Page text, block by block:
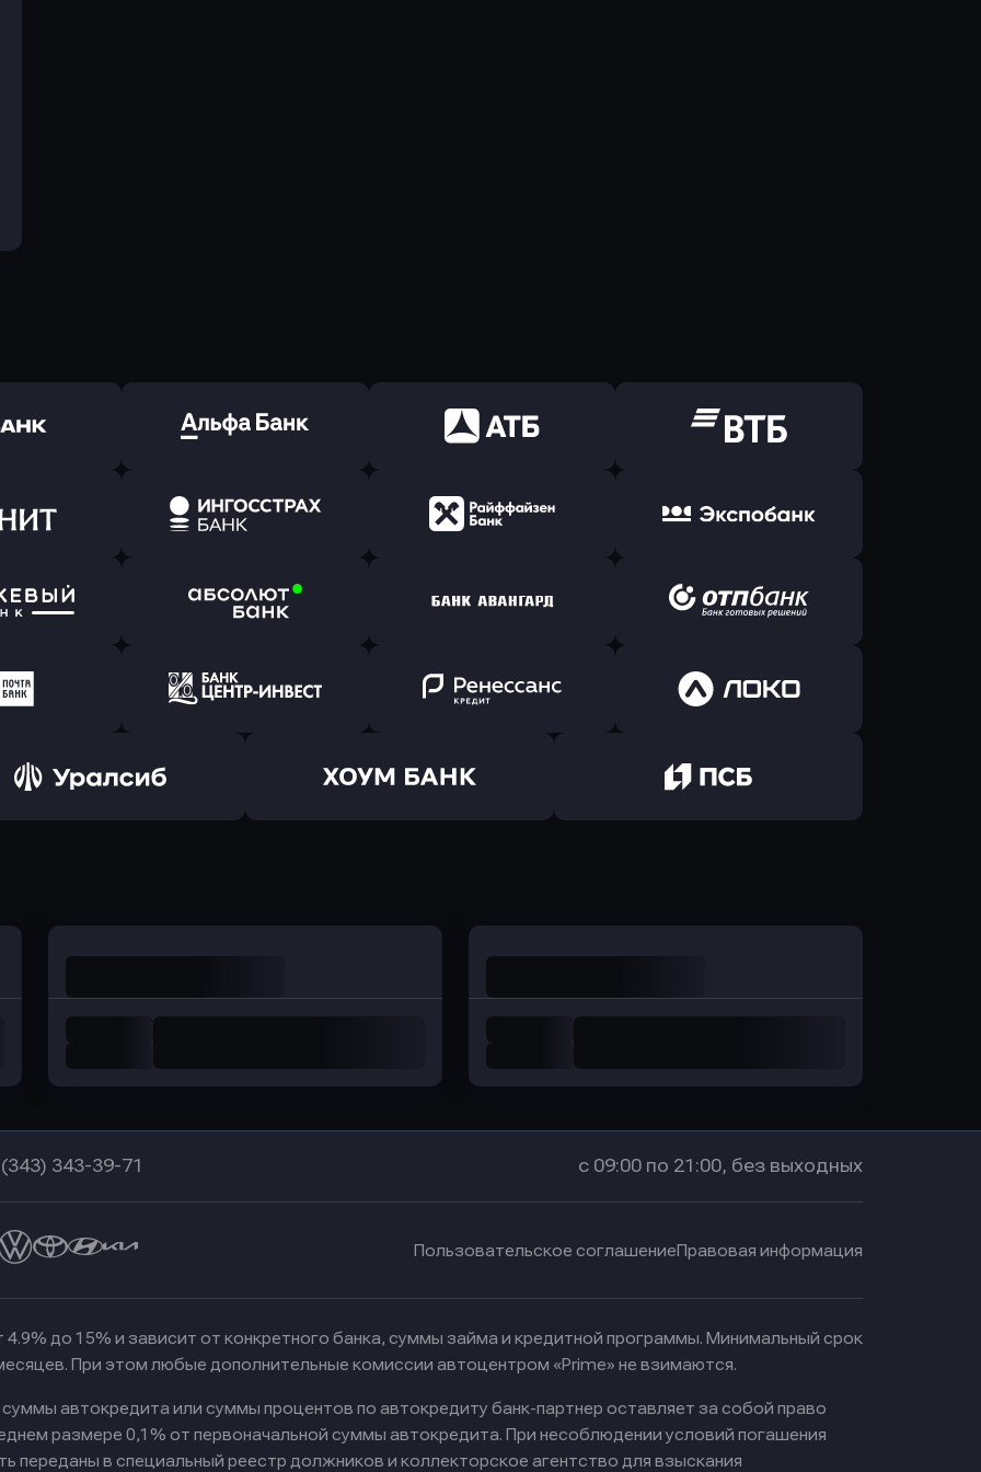
заявку
Оправить заявку
в Альфа-Банк
Оправить заявку
в АТБ Банк
в ВТБ
заявку
Банк
Оправить заявку
в Ингосстрах Банк
в Райффайзен Банк
Оправить заявку
в Экспобанк
заявку
Оправить заявку
в Абсолют Банк
Оправить заявку
в Банк Авангард
Оправить заявку
в ОТП БАНК
заявку
Банк
Оправить заявку
Оправить заявку
в Ренессанс Банк
Оправить заявку
в Локо-Банк
343-39-71 с 09:00 по 21:00, без выходных
Пользовательское соглашениеПравовая информация
4.9% до 15% и зависит от конкретного банка, суммы займа и кредитной программы. Минимальный срок
При этом любые дополнительные комиссии автоцентром «Prime» не взимаются.
автокредита или суммы процентов по автокредиту банк-партнер оставляет за собой право
размере 0,1% от первоначальной суммы автокредита. При несоблюдении условий погашения
переданы в специальный реестр должников и коллекторское агентство для взыскания